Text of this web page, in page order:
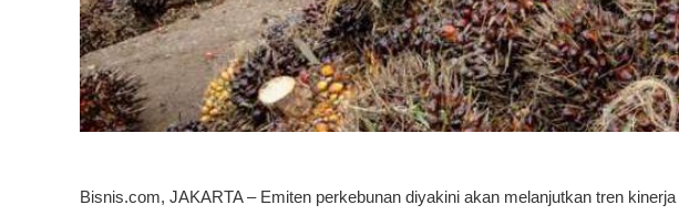
Bisnis.com, JAKARTA – Emiten perkebunan diyakini akan melanjutkan tren